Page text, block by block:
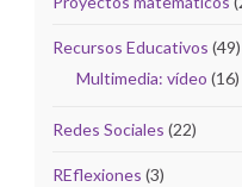
Recursos Educativos (49)
Multimedia: vídeo (16)
Redes Sociales (22)
REflexiones (3)